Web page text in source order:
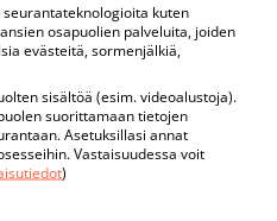
kuten
osapuolien palveluita, joiden
evästeitä, sormenjälkiä,
sisältöä (esim. videoalustoja).
suorittamaan tietojen
Asetuksillasi annat
Vastaisuudessa voit
)